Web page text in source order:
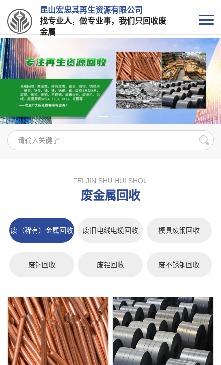
昆山宏忠其再生资源有限公司
找专业人，做专业事，我们只回收废
金属
FEI JIN SHU HUI SHOU
废金属回收
废（稀有）金属回收 废旧电线电缆回收 模具废钢回收
废铜回收 废铝回收 废不锈钢回收